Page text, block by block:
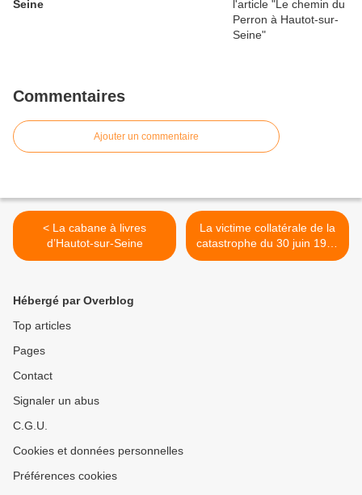
Seine
Commentaires
Ajouter un commentaire
< La cabane à livres
d’Hautot-sur-Seine
La victime collatérale de la
catastrophe du 30 juin 1908
>
Hébergé par Overblog
Top articles
Pages
Contact
Signaler un abus
C.G.U.
Cookies et données personnelles
Préférences cookies